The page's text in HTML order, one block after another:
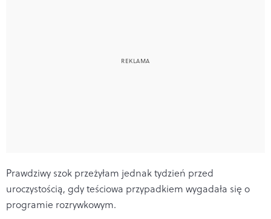
Prawdziwy szok przeżyłam jednak tydzień przed
uroczystością, gdy teściowa przypadkiem wygadała się o
programie rozrywkowym.